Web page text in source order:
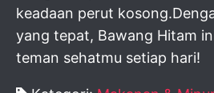
keadaan perut
yang tepat, Bawang Hitam
teman sehatmu setiap hari!